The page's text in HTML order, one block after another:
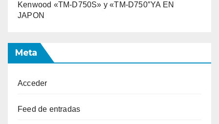
Kenwood «TM-D750S» y «TM-D750″YA EN
JAPON
Meta
Acceder
Feed de entradas